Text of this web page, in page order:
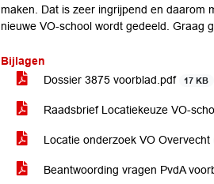
maken. Dat is zeer ingrijpend en daarom
nieuwe VO-school wordt gedeeld. Graag
Bijlagen
Dossier 3875 voorblad.pdf
17 KB
Raadsbrief Locatiekeuze VO-
Locatie onderzoek VO Overvecht
Beantwoording vragen PvdA